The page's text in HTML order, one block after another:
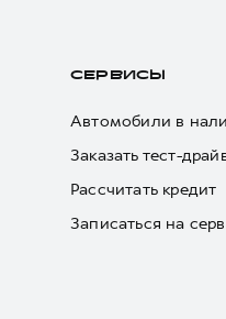
СЕРВИСЫ
Автомобили в
Заказать тест-
Рассчитать кредит
Записаться на